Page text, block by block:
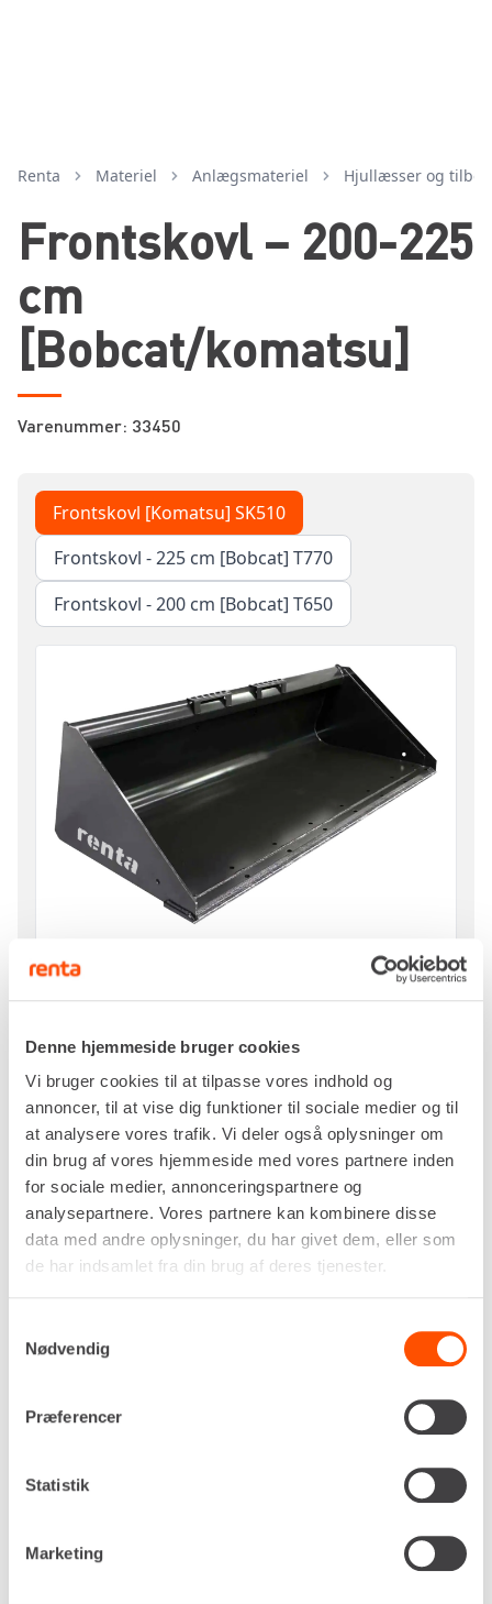
Denne hjemmeside bruger cookies
Vi bruger cookies til at tilpasse vores indhold og
annoncer, til at vise dig funktioner til sociale medier og til
at analysere vores trafik. Vi deler også oplysninger om
din brug af vores hjemmeside med vores partnere inden
for sociale medier, annonceringspartnere og
analysepartnere. Vores partnere kan kombinere disse
data med andre oplysninger, du har givet dem, eller som
de har indsamlet fra din brug af deres tjenester.
Nødvendig
Præferencer
Statistik
Marketing
Renta Materiel anlægsmateriel hjullæsser og
Frontskovl – 200-225
cm
[Bobcat/komatsu]
Varenummer: 33450
Frontskovl [Komatsu] SK510
Frontskovl - 225 cm [Bobcat] T770
Frontskovl - 200 cm [Bobcat] T650
Pr. dag
DKK 655,00
Ekskl. moms
Frontskovl til skridstyret hjulæssere med Bobcat
eller Komatsu skifte.
Skifte Komatsu
LEJ NU